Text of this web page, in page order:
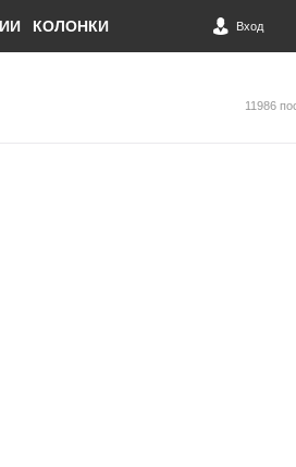
КОЛОНКИ Вход
11986